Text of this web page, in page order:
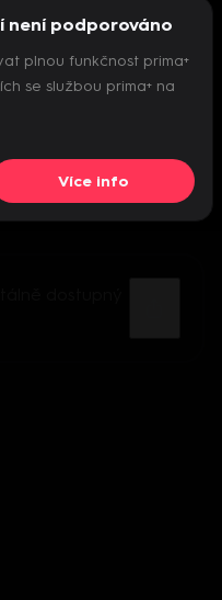
přehrávač
není podporováno
plnou funkčnost prima+
se službou prima+ na
Více info